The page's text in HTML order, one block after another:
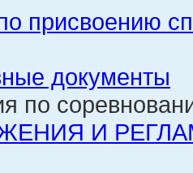
присвоению
документы
по
И